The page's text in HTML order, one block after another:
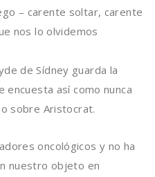
– carente soltar, carente
nos lo olvidemos
de Sídney guarda la
así­ como nunca
sobre Aristocrat.
oncológicos y no ha
nuestro objeto en